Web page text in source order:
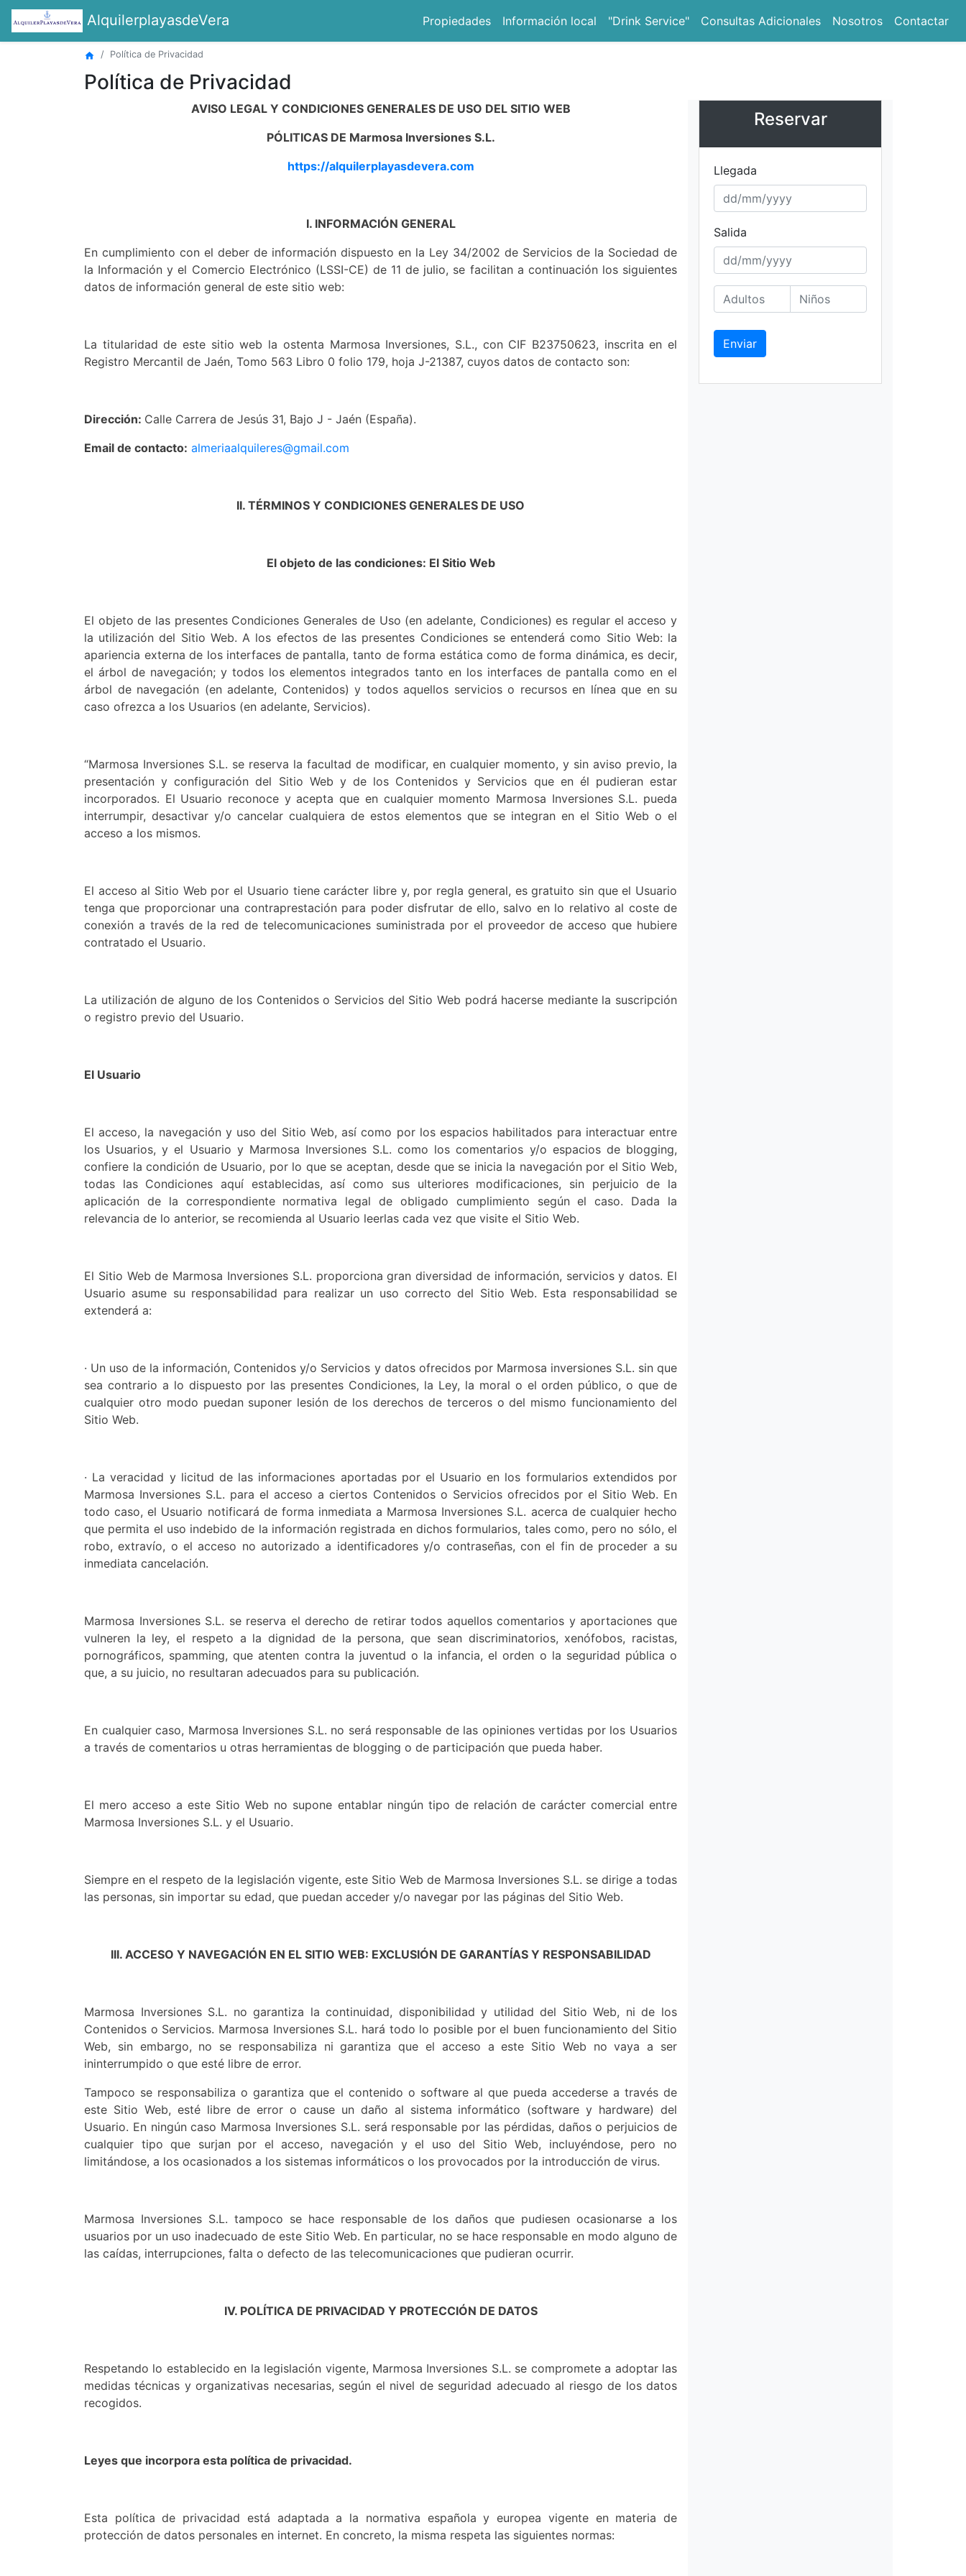
AlquilerplayasdeVera Propiedades Información local "Drink Service" Consultas Adicionales Nosotros Contactar
home Política de Privacidad
Política de Privacidad
AVISO LEGAL Y CONDICIONES GENERALES DE USO DEL SITIO WEB
PÓLITICAS DE Marmosa Inversiones S.L.
https://alquilerplayasdevera.com
I. INFORMACIÓN GENERAL
En cumplimiento con el deber de información dispuesto en la Ley 34/2002 de Servicios de la Sociedad de
la Información y el Comercio Electrónico (LSSI-CE) de 11 de julio, se facilitan a continuación los siguientes
datos de información general de este sitio web:
La titularidad de este sitio web la ostenta Marmosa Inversiones, S.L., con CIF B23750623, inscrita en el
Registro Mercantil de Jaén, Tomo 563 Libro 0 folio 179, hoja J-21387, cuyos datos de contacto son:
Dirección: Calle Carrera de Jesús 31, Bajo J - Jaén (España).
Email de contacto: almeriaalquileres@gmail.com
II. TÉRMINOS Y CONDICIONES GENERALES DE USO
El objeto de las condiciones: El Sitio Web
El objeto de las presentes Condiciones Generales de Uso (en adelante, Condiciones) es regular el acceso y
la utilización del Sitio Web. A los efectos de las presentes Condiciones se entenderá como Sitio Web: la
apariencia externa de los interfaces de pantalla, tanto de forma estática como de forma dinámica, es decir,
el árbol de navegación; y todos los elementos integrados tanto en los interfaces de pantalla como en el
árbol de navegación (en adelante, Contenidos) y todos aquellos servicios o recursos en línea que en su
caso ofrezca a los Usuarios (en adelante, Servicios).
“Marmosa Inversiones S.L. se reserva la facultad de modificar, en cualquier momento, y sin aviso previo, la
presentación y configuración del Sitio Web y de los Contenidos y Servicios que en él pudieran estar
incorporados. El Usuario reconoce y acepta que en cualquier momento Marmosa Inversiones S.L. pueda
interrumpir, desactivar y/o cancelar cualquiera de estos elementos que se integran en el Sitio Web o el
acceso a los mismos.
El acceso al Sitio Web por el Usuario tiene carácter libre y, por regla general, es gratuito sin que el Usuario
tenga que proporcionar una contraprestación para poder disfrutar de ello, salvo en lo relativo al coste de
conexión a través de la red de telecomunicaciones suministrada por el proveedor de acceso que hubiere
contratado el Usuario.
La utilización de alguno de los Contenidos o Servicios del Sitio Web podrá hacerse mediante la suscripción
o registro previo del Usuario.
El Usuario
El acceso, la navegación y uso del Sitio Web, así como por los espacios habilitados para interactuar entre
los Usuarios, y el Usuario y Marmosa Inversiones S.L. como los comentarios y/o espacios de blogging,
confiere la condición de Usuario, por lo que se aceptan, desde que se inicia la navegación por el Sitio Web,
todas las Condiciones aquí establecidas, así como sus ulteriores modificaciones, sin perjuicio de la
aplicación de la correspondiente normativa legal de obligado cumplimiento según el caso. Dada la
relevancia de lo anterior, se recomienda al Usuario leerlas cada vez que visite el Sitio Web.
El Sitio Web de Marmosa Inversiones S.L. proporciona gran diversidad de información, servicios y datos. El
Usuario asume su responsabilidad para realizar un uso correcto del Sitio Web. Esta responsabilidad se
extenderá a:
· Un uso de la información, Contenidos y/o Servicios y datos ofrecidos por Marmosa inversiones S.L. sin que
sea contrario a lo dispuesto por las presentes Condiciones, la Ley, la moral o el orden público, o que de
cualquier otro modo puedan suponer lesión de los derechos de terceros o del mismo funcionamiento del
Sitio Web.
· La veracidad y licitud de las informaciones aportadas por el Usuario en los formularios extendidos por
Marmosa Inversiones S.L. para el acceso a ciertos Contenidos o Servicios ofrecidos por el Sitio Web. En
todo caso, el Usuario notificará de forma inmediata a Marmosa Inversiones S.L. acerca de cualquier hecho
que permita el uso indebido de la información registrada en dichos formularios, tales como, pero no sólo, el
robo, extravío, o el acceso no autorizado a identificadores y/o contraseñas, con el fin de proceder a su
inmediata cancelación.
Marmosa Inversiones S.L. se reserva el derecho de retirar todos aquellos comentarios y aportaciones que
vulneren la ley, el respeto a la dignidad de la persona, que sean discriminatorios, xenófobos, racistas,
pornográficos, spamming, que atenten contra la juventud o la infancia, el orden o la seguridad pública o
que, a su juicio, no resultaran adecuados para su publicación.
En cualquier caso, Marmosa Inversiones S.L. no será responsable de las opiniones vertidas por los Usuarios
a través de comentarios u otras herramientas de blogging o de participación que pueda haber.
El mero acceso a este Sitio Web no supone entablar ningún tipo de relación de carácter comercial entre
Marmosa Inversiones S.L. y el Usuario.
Siempre en el respeto de la legislación vigente, este Sitio Web de Marmosa Inversiones S.L. se dirige a todas
las personas, sin importar su edad, que puedan acceder y/o navegar por las páginas del Sitio Web.
III. ACCESO Y NAVEGACIÓN EN EL SITIO WEB: EXCLUSIÓN DE GARANTÍAS Y RESPONSABILIDAD
Marmosa Inversiones S.L. no garantiza la continuidad, disponibilidad y utilidad del Sitio Web, ni de los
Contenidos o Servicios. Marmosa Inversiones S.L. hará todo lo posible por el buen funcionamiento del Sitio
Web, sin embargo, no se responsabiliza ni garantiza que el acceso a este Sitio Web no vaya a ser
ininterrumpido o que esté libre de error.
Tampoco se responsabiliza o garantiza que el contenido o software al que pueda accederse a través de
este Sitio Web, esté libre de error o cause un daño al sistema informático (software y hardware) del
Usuario. En ningún caso Marmosa Inversiones S.L. será responsable por las pérdidas, daños o perjuicios de
cualquier tipo que surjan por el acceso, navegación y el uso del Sitio Web, incluyéndose, pero no
limitándose, a los ocasionados a los sistemas informáticos o los provocados por la introducción de virus.
Marmosa Inversiones S.L. tampoco se hace responsable de los daños que pudiesen ocasionarse a los
usuarios por un uso inadecuado de este Sitio Web. En particular, no se hace responsable en modo alguno de
las caídas, interrupciones, falta o defecto de las telecomunicaciones que pudieran ocurrir.
IV. POLÍTICA DE PRIVACIDAD Y PROTECCIÓN DE DATOS
Respetando lo establecido en la legislación vigente, Marmosa Inversiones S.L. se compromete a adoptar las
medidas técnicas y organizativas necesarias, según el nivel de seguridad adecuado al riesgo de los datos
recogidos.
Leyes que incorpora esta política de privacidad.
Esta política de privacidad está adaptada a la normativa española y europea vigente en materia de
protección de datos personales en internet. En concreto, la misma respeta las siguientes normas:
Reservar
Llegada
Salida
Enviar